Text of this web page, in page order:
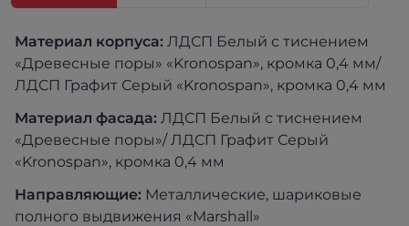
Материал корпуса: ЛДСП Белый с тиснением
«Древесные поры» «Kronospan», кромка 0,4 мм/
ЛДСП Графит Серый «Kronospan», кромка 0,4 мм
Материал фасада: ЛДСП Белый с тиснением
«Древесные поры»/ ЛДСП Графит Серый
«Kronospan», кромка 0,4 мм
Направляющие: Металлические, шариковые
полного выдвижения «Marshall»